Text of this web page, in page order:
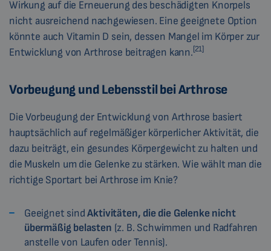
Wirkung auf die Erneuerung des beschädigten Knorpels
nicht ausreichend nachgewiesen. Eine geeignete Option
könnte auch Vitamin D sein, dessen Mangel im Körper zur
Entwicklung von Arthrose beitragen kann.[21]
Vorbeugung und Lebensstil bei Arthrose
Die Vorbeugung der Entwicklung von Arthrose basiert
hauptsächlich auf regelmäßiger körperlicher Aktivität, die
dazu beiträgt, ein gesundes Körpergewicht zu halten und
die Muskeln um die Gelenke zu stärken. Wie wählt man die
richtige Sportart bei Arthrose im Knie?
Geeignet sindAktivitäten, die die Gelenke nicht
übermäßig belasten (z. B. Schwimmen und Radfahren
anstelle von Laufen oder Tennis).